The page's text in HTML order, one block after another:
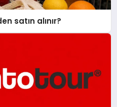
satın alınır?